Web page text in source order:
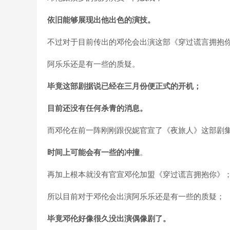
依旧能够展现出他出色的演技。
不过对于目前传出的邓伦会出演这部《穿过谎言拥抱
阿乐乐还是有一些的质疑。
毕竟这部剧据说已经在三月份便正式的开机；
目前还没有任何杀青的消息。
而邓伦在前一阵刚刚跟倪妮官宣了《夜旅人》这部剧
时间上可能会有一些的冲撞。
再加上根本就没有官宣邓伦加盟《穿过谎言拥抱你》；
所以目前对于邓伦会出演阿乐乐还是有一些的质疑；
毕竟邓伦好像很久没出演偶像剧了。